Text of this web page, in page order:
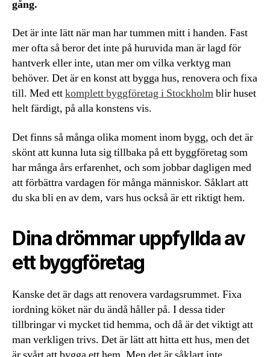
gång.
Det är inte lätt när man har tummen mitt i handen. Fast
mer ofta så beror det inte på huruvida man är lagd för
hantverk eller inte, utan mer om vilka verktyg man
behöver. Det är en konst att bygga hus, renovera och fixa
till. Med ettkomplett byggföretag i Stockholmblir huset
helt färdigt, på alla konstens vis.
Det finns så många olika moment inom bygg, och det är
skönt att kunna luta sig tillbaka på ett byggföretag som
har många års erfarenhet, och som jobbar dagligen med
att förbättra vardagen för många människor. Såklart att
du ska bli en av dem, vars hus också är ett riktigt hem.
Dina drömmar uppfyllda av
ett byggföretag
Kanske det är dags att renovera vardagsrummet. Fixa
iordning köket när du ändå håller på. I dessa tider
tillbringar vi mycket tid hemma, och då är det viktigt att
man verkligen trivs. Det är lätt att hitta ett hus, men det